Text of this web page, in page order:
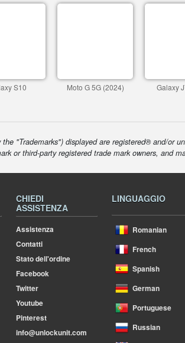
S10 Moto G 5G (2024) Galaxy
"Trademarks") displayed are registered® and/or
or third-party registered trade mark owners, and
CHIEDI
ASSISTENZA
Assistenza
Contatti
Stato dell'ordine
Facebook
Twitter
Youtube
Pinterest
info@unlockunit.com
LINGUAGGIO
Romanian
French
Spanish
German
Portuguese
Russian